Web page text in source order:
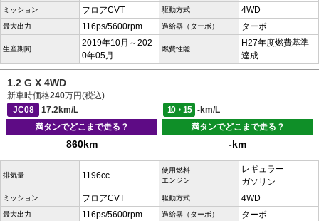
ミッション フロアCVT 駆動方式 4WD
最大出力 116ps/5600rpm 過給器（ターボ） ターボ
生産期間
2019年10月～202
0年05月
燃費性能
H27年度燃費基準
達成
1.2 G X 4WD
新車時価格240万円(税込)
JC08
17.2km/L 10・15
-km/L
満タンでどこまで走る？
860km
満タンでどこまで走る？
-km
排気量 1196cc
使用燃料
エンジン
レギュラー
ガソリン
ミッション フロアCVT 駆動方式 4WD
最大出力 116ps/5600rpm 過給器（ターボ） ターボ